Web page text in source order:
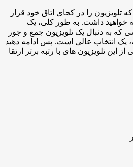
تلویزیون را در کجای اتاق خود قرار
خواهید داشت. به طور کلی، یک
هر کسی که به دنبال یک تلویزیون جمع و جور
یک انتخاب عالی است. پس ادامه دهید
این تلویزیون های با رتبه برتر ارتقا